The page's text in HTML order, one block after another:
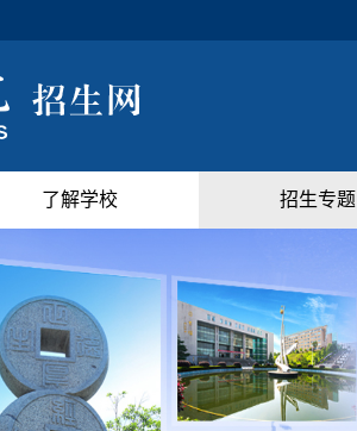
了解学校 招生专题